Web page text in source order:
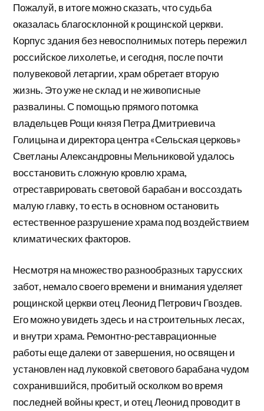
Пожалуй, в итоге можно сказать, что судьба
оказалась благосклонной к рощинской церкви.
Корпус здания без невосполнимых потерь пережил
российское лихолетье, и сегодня, после почти
полувековой летаргии, храм обретает вторую
жизнь. Это уже не склад и не живописные
развалины. С помощью прямого потомка
владельцев Рощи князя Петра Дмитриевича
Голицына и директора центра «Сельская церковь»
Светланы Александровны Мельниковой удалось
восстановить сложную кровлю храма,
отреставрировать световой барабан и воссоздать
малую главку, то есть в основном остановить
естественное разрушение храма под воздействием
климатических факторов.
Несмотря на множество разнообразных тарусских
забот, немало своего времени и внимания уделяет
рощинской церкви отец Леонид Петрович Гвоздев.
Его можно увидеть здесь и на строительных лесах,
и внутри храма. Ремонтно-реставрационные
работы еще далеки от завершения, но освящен и
установлен над луковкой светового барабана чудом
сохранившийся, пробитый осколком во время
последней войны крест, и отец Леонид проводит в